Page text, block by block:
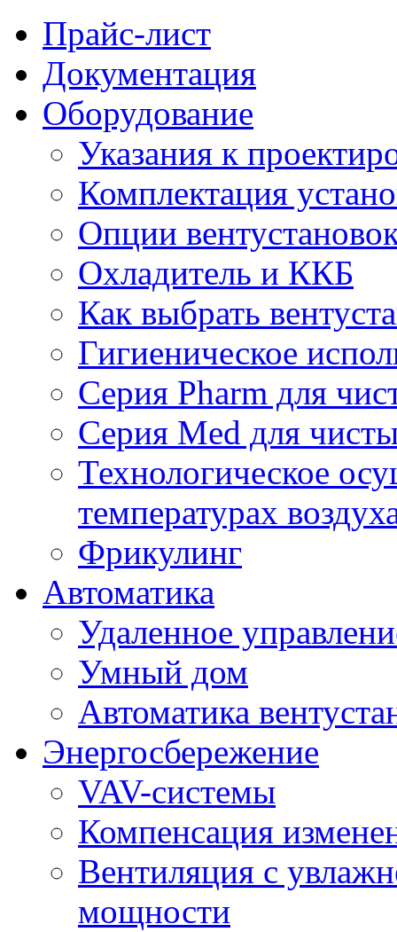
Прайс-лист
Документация
Оборудование
Указания к
Комплектация
Опции
Охладитель и ККБ
Как выбрать
Гигиеническое
Серия Pharm для
Серия Med для
Технологическое
температурах
Фрикулинг
Автоматика
Удаленное
Умный дом
Автоматика
Энергосбережение
VAV-системы
Компенсация
Вентиляция с
мощности